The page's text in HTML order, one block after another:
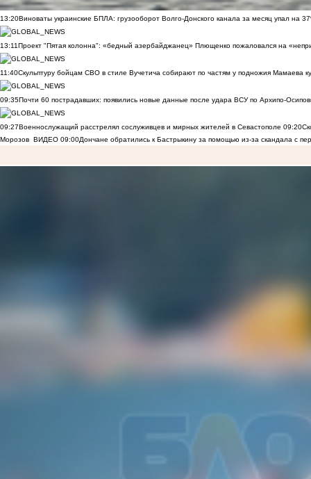
13:20Виноваты украинские БПЛА: грузооборот Волго-Донского канала за месяц упал на
13:11Проект "Пятая колонна": «бедный азербайджанец» Плющенко пожаловался на
11:40Скульптуру бойцам СВО в стиле Вучетича собирают по частям у подножия Мамаева
09:35Почти 60 пострадавших: появились новые данные после удара ВСУ по Архипо-
09:27Военнослужащий расстрелял сослуживцев и мирных жителей в Севастополе 09:20
Морозов ВИДЕО 09:00Дончане обратились к Бастрыкину за помощью из-за скандала с